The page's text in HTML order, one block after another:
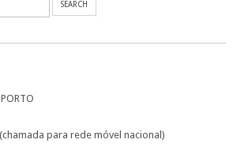
para rede móvel nacional)